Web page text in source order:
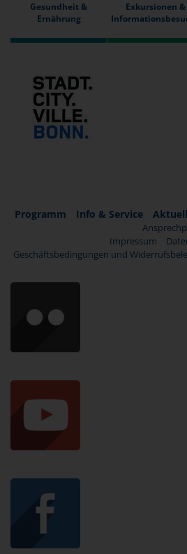
Gesundheit &
Ernährung
Exkursionen &
Programm Info & Service
Impressum
Geschäftsbedingungen und